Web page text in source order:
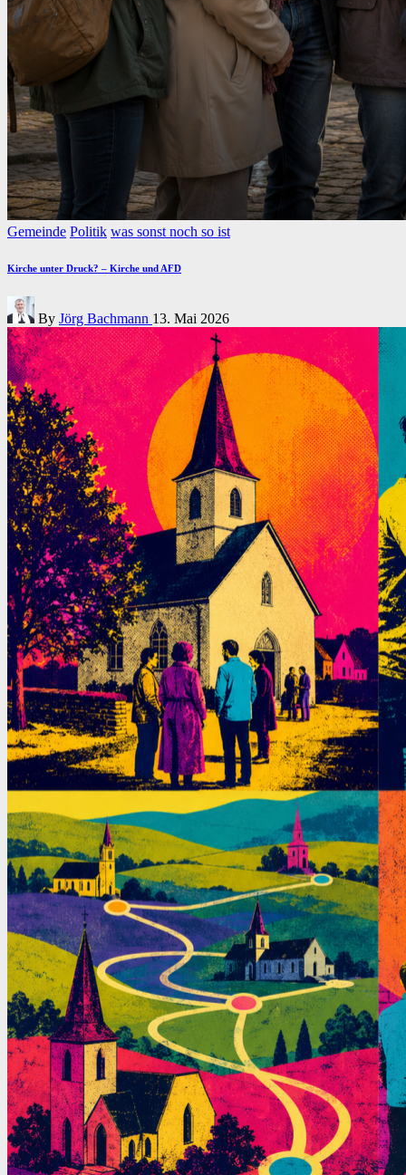
Posted
Gemeinde Politik was sonst noch so ist
Kirche unter Druck? – Kirche und AFD
Posted
by
By Jörg Bachmann 13. Mai 2026